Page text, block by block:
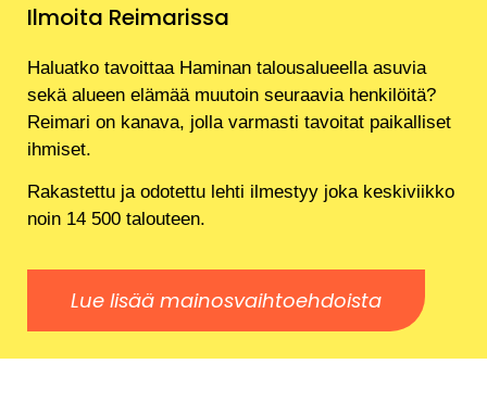
Ilmoita Reimarissa
Haluatko tavoittaa Haminan talousalueella asuvia
sekä alueen elämää muutoin seuraavia henkilöitä?
Reimari on kanava, jolla varmasti tavoitat paikalliset
ihmiset.
Rakastettu ja odotettu lehti ilmestyy joka keskiviikko
noin 14 500 talouteen.
Lue lisää mainosvaihtoehdoista